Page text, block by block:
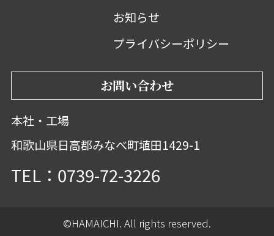
お知らせ
プライバシーポリシー
お問い合わせ
本社・工場
和歌山県日高郡みなべ町埴田1429-1
TEL：0739-72-3226
©HAMAICHI. All rights reserved.